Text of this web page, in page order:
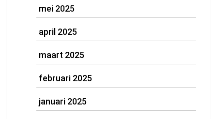
mei 2025
april 2025
maart 2025
februari 2025
januari 2025